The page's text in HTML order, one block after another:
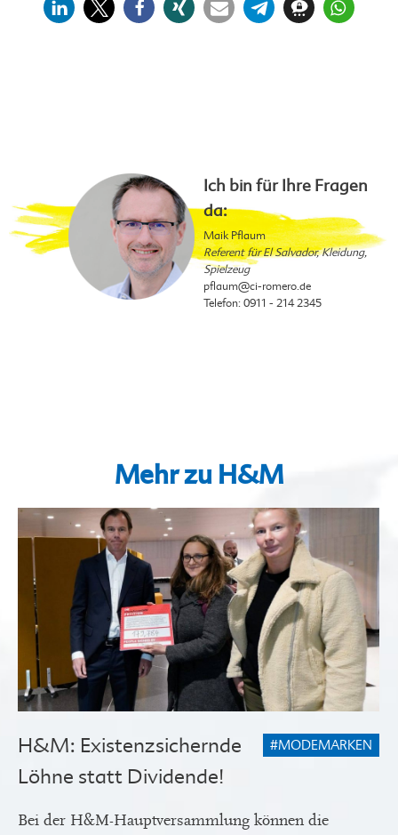
Ich bin für Ihre Fragen
da:
Maik Pflaum
Referent für El Salvador, Kleidung,
Spielzeug
pflaum@ci-romero.de
Telefon: 0911 - 214 2345
Mehr zu H&M
#MODEMARKEN
H&M: Existenzsichernde
Löhne statt Dividende!
Bei der H&M-Hauptversammlung können die